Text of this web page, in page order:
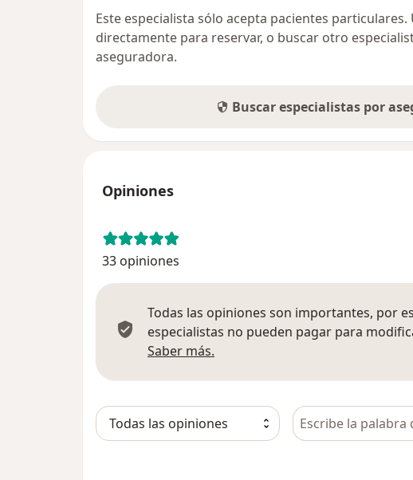
Este especialista sólo acepta pacientes
directamente para reservar, o buscar otro
aseguradora.
Buscar especialistas por
Opiniones
33 opiniones
Todas las opiniones son importantes, por
especialistas no pueden pagar para
Saber más.
Busca en opiniones